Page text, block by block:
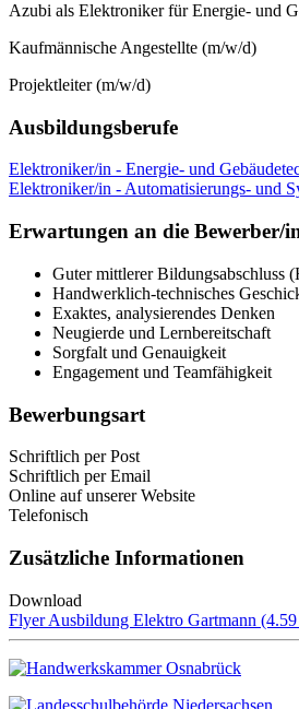
Azubi als Elektroniker für Energie- und
Kaufmännische Angestellte (m/w/d)
Projektleiter (m/w/d)
Ausbildungsberufe
Elektroniker/in - Energie- und
Elektroniker/in - Automatisierungs- und
Erwartungen an die Bewerber/
Guter mittlerer Bildungsabschluss
Handwerklich-technisches
Exaktes, analysierendes Denken
Neugierde und Lernbereitschaft
Sorgfalt und Genauigkeit
Engagement und Teamfähigkeit
Bewerbungsart
Schriftlich per Post
Schriftlich per Email
Online auf unserer Website
Telefonisch
Zusätzliche Informationen
Download
File
Flyer Ausbildung Elektro Gartmann